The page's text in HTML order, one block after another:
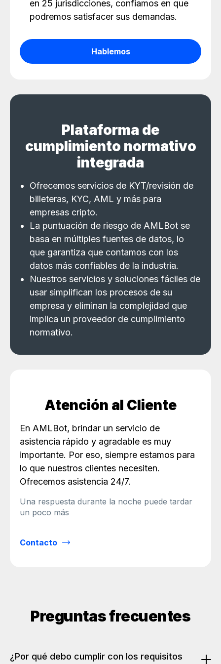
en 25 jurisdicciones, confiamos en que
podremos satisfacer sus demandas.
Hablemos
Plataforma de
cumplimiento normativo
integrada
Ofrecemos servicios de KYT/revisión de
billeteras, KYC, AML y más para
empresas cripto.
La puntuación de riesgo de AMLBot se
basa en múltiples fuentes de datos, lo
que garantiza que contamos con los
datos más confiables de la industria.
Nuestros servicios y soluciones fáciles de
usar simplifican los procesos de su
empresa y eliminan la complejidad que
implica un proveedor de cumplimiento
normativo.
Atención al Cliente
En AMLBot, brindar un servicio de
asistencia rápido y agradable es muy
importante. Por eso, siempre estamos para
lo que nuestros clientes necesiten.
Ofrecemos asistencia 24/7.
Una respuesta durante la noche puede tardar
un poco más
Contacto
Preguntas frecuentes
¿Por qué debo cumplir con los requisitos